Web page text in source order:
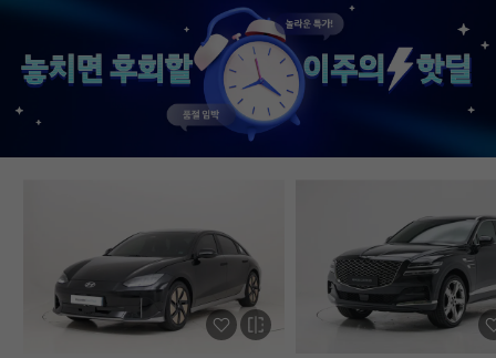
없었다’는 점입니다. 차를 잘 모르는 사람
입장에서는 어디를 봐야 할지부터
막막한데, 그런 부담이 많이 줄었습니다.
온라인으로 비교하고 구매까지 진행할 수
있어서 시간적으로도 편했고, 직장인
입장에서는 이 부분이 특히
있을 것 같습니다. 중고차 구매가
처음이거나 차량 상태 확인이 어려운
분들에게는 현대인증중고차를 충분히
고려해볼 만하다고 생각합니다.
완벽한 경험이었습니
고민하는 사람 있으면
현대인증중고차 추천
차량 보내주셔서 감사